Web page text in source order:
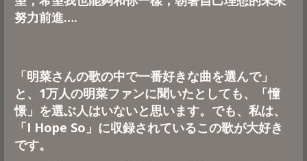
努力前進….
「明菜さんの歌の中で一番好きな曲を選んで」
と、1万人の明菜ファンに聞いたとしても、「憧
憬」を選ぶ人はいないと思います。でも、私は、
「I Hope So」に収録されているこの歌が大好き
です。